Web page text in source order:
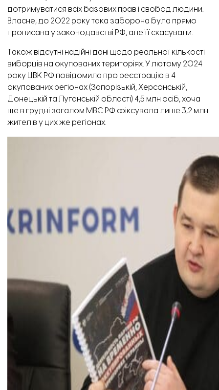
дотримуватися всіх базових прав і свобод людини.
Власне, до 2022 року така заборона була прямо
прописана у законодавстві РФ, але її скасували.
Також відсутні надійні дані щодо реальної кількості
виборців на окупованих територіях. У лютому 2024
року ЦВК РФ повідомила про реєстрацію в 4
окупованих регіонах (Запорізькій, Херсонській,
Донецькій та Луганській області) 4,5 млн осіб, хоча
ще в грудні загалом МВС РФ фіксувала лише 3,2 млн
жителів у цих же регіонах.